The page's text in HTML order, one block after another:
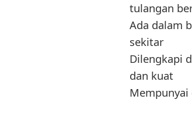
tulangan
Ada dalam
sekitar
Dilengkapi
dan kuat